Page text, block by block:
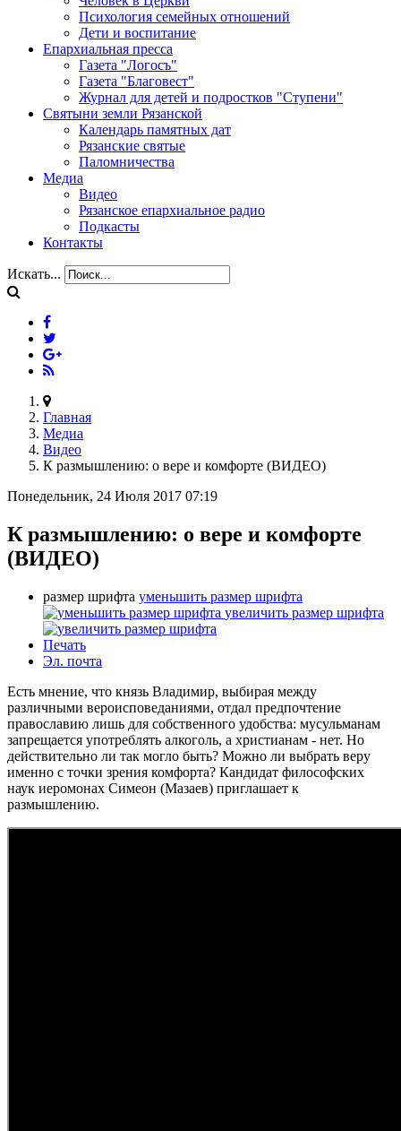
Психология семейных отношений
Дети и воспитание
Епархиальная пресса
Газета "Логосъ"
Газета "Благовест"
Журнал для детей и подростков "Ступени"
Святыни земли Рязанской
Календарь памятных дат
Рязанские святые
Паломничества
Медиа
Видео
Рязанское епархиальное радио
Подкасты
Контакты
Искать...
Главная
Медиа
Видео
К размышлению: о вере и комфорте (ВИДЕО)
Понедельник, 24 Июля 2017 07:19
К размышлению: о вере и комфорте
(ВИДЕО)
размер шрифта уменьшить размер шрифта
увеличить размер шрифта
Печать
Эл. почта
Есть мнение, что князь Владимир, выбирая между
различными вероисповеданиями, отдал предпочтение
православию лишь для собственного удобства: мусульманам
запрещается употреблять алкоголь, а христианам - нет. Но
действительно ли так могло быть? Можно ли выбрать веру
именно с точки зрения комфорта? Кандидат философских
наук иеромонах Симеон (Мазаев) приглашает к
размышлению.